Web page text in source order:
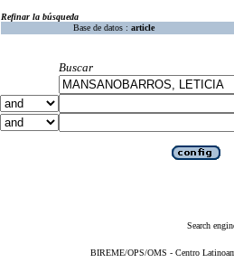
Refinar la búsqueda
Base de datos : article
Buscar
Search
BIREME/OPS/OMS - Centro